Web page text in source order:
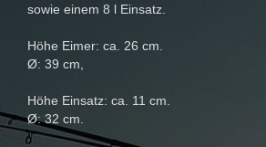
sowie einem 8 l Einsatz.
Höhe Eimer: ca. 26 cm.
Ø: 39 cm,
Höhe Einsatz: ca. 11 cm.
Ø: 32 cm.